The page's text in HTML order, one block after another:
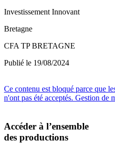
Investissement Innovant
Bretagne
CFA TP BRETAGNE
Publié le 19/08/2024
Ce contenu est bloqué parce que
n'ont pas été acceptés. Gestion de
Accéder à l’ensemble
des productions